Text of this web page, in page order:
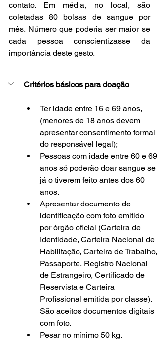
contato. Em média, no local, são
coletadas 80 bolsas de sangue por
mês. Número que poderia ser maior se
cada pessoa conscientizasse da
importância deste gesto.
Critérios básicos para doação
Ter idade entre 16 e 69 anos,
(menores de 18 anos devem
apresentar consentimento formal
do responsável legal);
Pessoas com idade entre 60 e 69
anos só poderão doar sangue se
já o tiverem feito antes dos 60
anos.
Apresentar documento de
identificação com foto emitido
por órgão oficial (Carteira de
Identidade, Carteira Nacional de
Habilitação, Carteira de Trabalho,
Passaporte, Registro Nacional
de Estrangeiro, Certificado de
Reservista e Carteira
Profissional emitida por classe).
São aceitos documentos digitais
com foto.
Pesar no mínimo 50 kg.